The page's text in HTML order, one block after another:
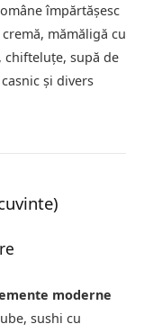
împărtășesc
mămăligă cu
chifteluțe, supă de
și divers
moderne
sushi cu